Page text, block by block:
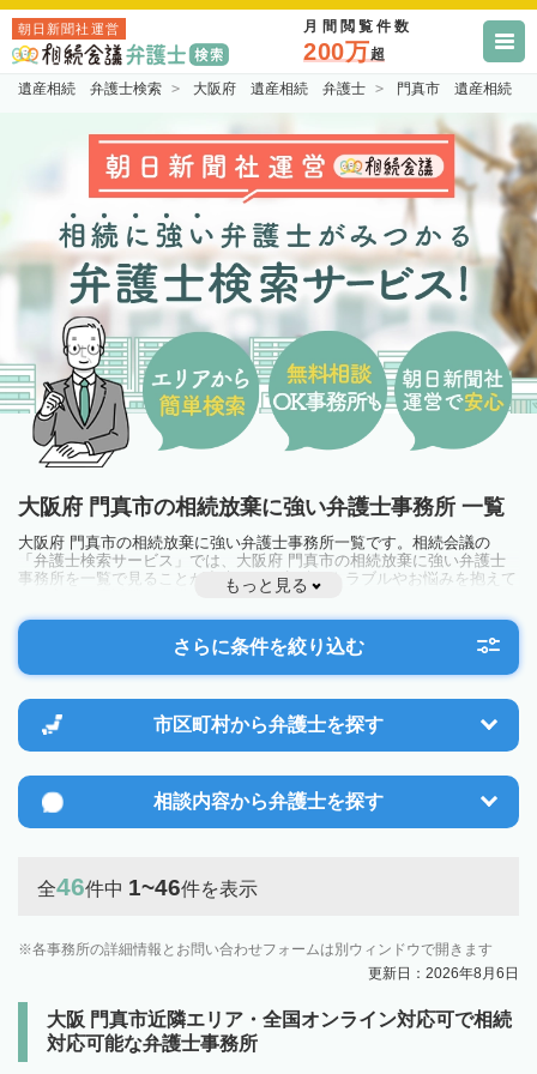
朝日新聞社運営 月間閲覧件数
200万超
遺産相続 弁護士検索 大阪府 遺産相続 弁護士 門真市 遺産相続
大阪府 門真市の相続放棄に強い弁護士事務所 一覧
大阪府 門真市の相続放棄に強い弁護士事務所一覧です。相続会議の
「弁護士検索サービス」では、大阪府 門真市の相続放棄に強い弁護士
事務所を一覧で見ることが出来ます。相続のトラブルやお悩みを抱えて
いる方は一度近隣の弁護士に相談してみましょう。
もっと見る
さらに条件を絞り込む
市区町村から弁護士を探す
相談内容から弁護士を探す
全46件中 1~46件を表示
各事務所の詳細情報とお問い合わせフォームは別ウィンドウで開きます
更新日：2026年8月6日
大阪 門真市近隣エリア・全国オンライン対応可で相続
対応可能な弁護士事務所